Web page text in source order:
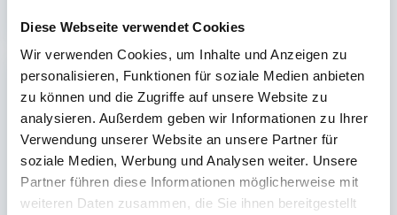
Diese Webseite verwendet Cookies
Wir verwenden Cookies, um Inhalte und Anzeigen zu
personalisieren, Funktionen für soziale Medien anbieten
zu können und die Zugriffe auf unsere Website zu
analysieren. Außerdem geben wir Informationen zu Ihrer
Verwendung unserer Website an unsere Partner für
soziale Medien, Werbung und Analysen weiter. Unsere
Partner führen diese Informationen möglicherweise mit
weiteren Daten zusammen, die Sie ihnen bereitgestellt
Küchentücher
Putzpapier 2-lagig